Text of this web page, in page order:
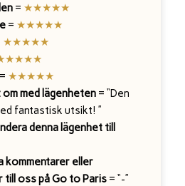
= ★★★★★
= ★★★★★
★★★★★
★★★★
★★★★★
med lägenheten= “Den
fantastisk utsikt! ”
denna lägenhet till
kommentarer eller
till oss på Go to Paris= “-”